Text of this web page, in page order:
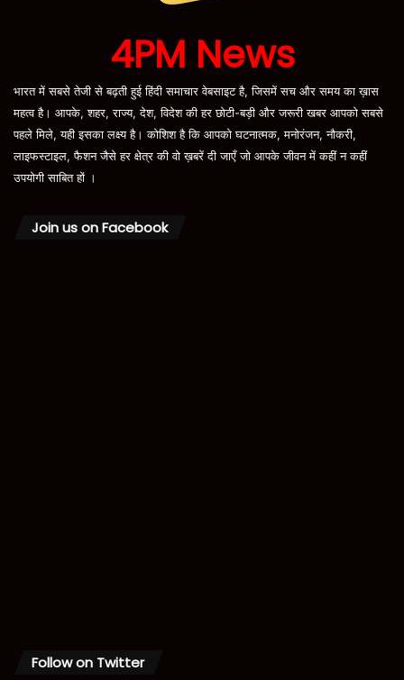
4PM News
भारत में सबसे तेजी से बढ़ती हुई हिंदी समाचार वेबसाइट है, जिसमें सच और समय का ख़ास
महत्व है। आपके, शहर, राज्य, देश, विदेश की हर छोटी-बड़ी और जरूरी खबर आपको सबसे
पहले मिले, यही इसका लक्ष्य है। कोशिश है कि आपको घटनात्मक, मनोरंजन, नौकरी,
लाइफस्टाइल, फैशन जैसे हर क्षेत्र की वो ख़बरें दी जाएँ जो आपके जीवन में कहीं न कहीं
उपयोगी साबित हों ।
Join us on Facebook
Follow on Twitter